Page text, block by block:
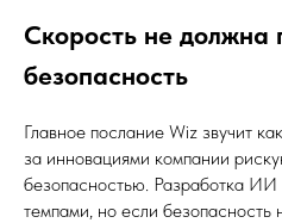
Скорость не должна
безопасность
Главное послание Wiz звучит
за инновациями компании
безопасностью. Разработка ИИ
темпами, но если безопасность